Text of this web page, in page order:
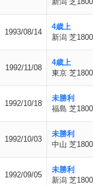
1993/08/14
4歳上
新潟 芝
1992/11/08
4歳上
東京 芝
1992/10/18
未勝利
福島 芝
1992/10/03
未勝利
中山 芝
1992/09/05
未勝利
新潟 芝